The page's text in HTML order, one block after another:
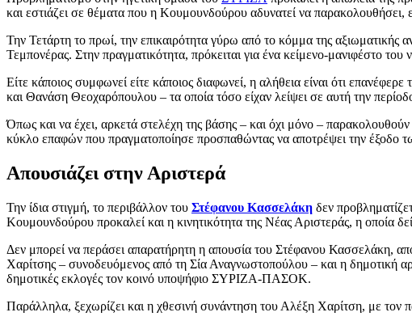
και εστιάζει σε θέματα που η Κουμουνδούρου αδυνατεί να
Την Τετάρτη το πρωί, την επικαιρότητα γύρω από το κόμμα της
Τεμπονέρας. Στην πραγματικότητα, πρόκειται για ένα κείμενο-μανιφέστο
Είτε κάποιος συμφωνεί είτε κάποιος διαφωνεί, η αλήθεια είναι ότι
και Θανάση Θεοχαρόπουλου – τα οποία τόσο είχαν λείψει σε αυτή την
Όπως και να έχει, αρκετά στελέχη της βάσης – και όχι μόνο –
κύκλο επαφών που πραγματοποίησε προσπαθώντας να αποτρέψει την έξοδο
Απουσιάζει στην Αριστερά
Την ίδια στιγμή, το περιβάλλον του Στέφανου Κασσελάκη δεν
Κουμουνδούρου προκαλεί και η κινητικότητα της Νέας Αριστεράς, η οποία
Δεν μπορεί να περάσει απαρατήρητη η απουσία του Στέφανου Κασσελάκη,
Χαρίτσης – συνοδευόμενος από τη Σία Αναγνωστοπούλου – και η
δημοτικές εκλογές τον κοινό υποψήφιο ΣΥΡΙΖΑ-ΠΑΣΟΚ.
Παράλληλα, ξεχωρίζει και η χθεσινή συνάντηση του Αλέξη Χαρίτση, με